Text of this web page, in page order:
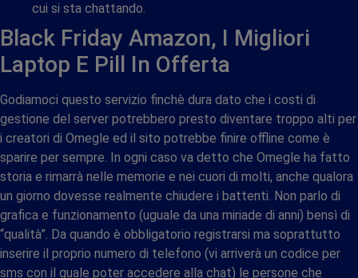
cui si sta chattando.
Black Friday Amazon, I Migliori
Laptop E Pill In Offerta
Godiamoci questo servizio finchè dura dato che i costi di
gestione del server potrebbero presto diventare troppo alti per
i creatori di Omegle ed il sito potrebbe finire offline come è
sparire per sempre. In ogni caso va detto che Omegle ha fatto
storia e rimarrà nelle memorie e nei cuori di molti, anche qualora
un giorno dovesse realmente chiudere i battenti. Non parlo di
grafica e funzionamento (uguale da una miriade di anni) bensì di
“qualità”. Da quando è obbligatorio registrarsi ma soprattutto
inserire il proprio numero di telefono (vi arriverà un codice per
sms con il quale poter accedere alla chat) le persone che